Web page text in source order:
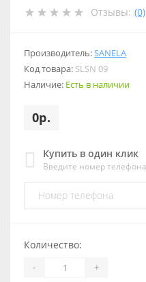
Отзывы: (0)
Производитель:SANELA
Код товара: SLSN 09
Наличие: Есть в наличии
0р.
Купить в один клик
Введите номер
Количество:
- +